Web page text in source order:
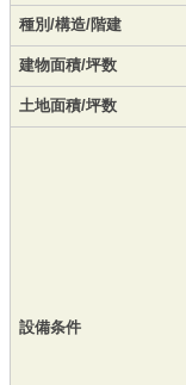
種別/構造/階建
建物面積/坪数
土地面積/坪数
設備条件